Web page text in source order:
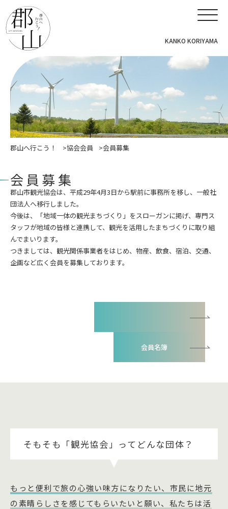
KANKO KORIYAMA
郡山へ行こう！ 協会会員 会員募集
会員募集
郡山市観光協会は、平成29年4月3日から駅前に事務所を移し、一般社
団法人へ移行しました。
今後は、「地域一体の観光まちづくり」をスローガンに掲げ、専門ス
タッフが地域の皆様と連携して、観光を活用したまちづくりに取り組
んでまいります。
つきましては、観光関係事業者をはじめ、物産、飲食、宿泊、交通、
企画など広く会員を募集しております。
会員名簿
そもそも「観光協会」ってどんな団体？
もっと便利で旅の心強い味方になりたい、市民に地元
の素晴らしさを感じてもらいたいと願い、私たちは活